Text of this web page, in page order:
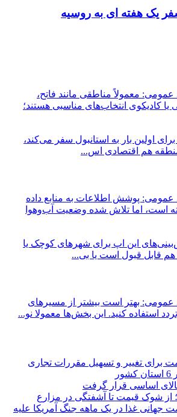
یک هفته ای به روسیه
معمولاً مناطقی مانند فاتح،
یا کادیکوی انتخاب‌های مناسبی هستند؛
اولین بار به استانبول سفر می‌کند،
هم اقتصادی اس...
پوشش اطلاعات به منابع داده
است، اما تلاش شده وضعیت آب‌وهوا
این اپ برای شهرهای کوچک یا
قابل قبول است یا بی...
بهتر است بیشتر از مسیرهای
استفاده کنید. این بخش‌ها معمولا نو...